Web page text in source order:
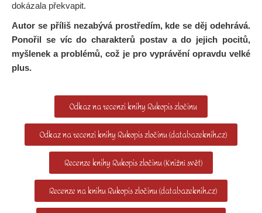
dokázala překvapit.
Autor se příliš nezabývá prostředím, kde se děj odehrává.
Ponořil se víc do charakterů postav a do jejich pocitů,
myšlenek a problémů, což je pro vyprávění opravdu velké
plus.
Odkaz na recenzi knihy Rukopis zločinu
Odkaz na recenzi knihy Rukopis zločinu (databazeknih.cz)
Recenze knihy Rukopis zločinu (Knižní svět)
Recenze na knihu Rukopis zločinu (databazeknih.cz)